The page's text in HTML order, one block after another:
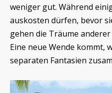
weniger gut. Während
auskosten dürfen, bevor
gehen die Träume
Eine neue Wende kommt,
separaten Fantasien